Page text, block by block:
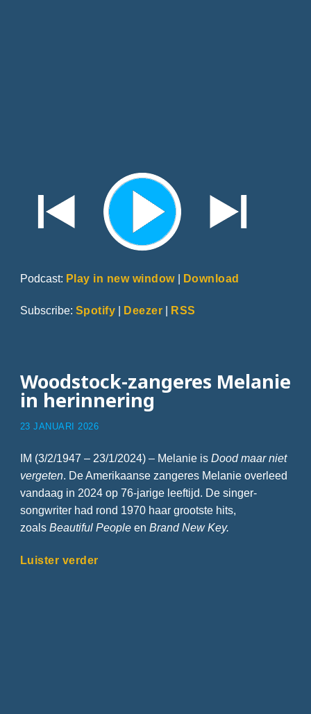
Podcast: Play in new window| Download
Subscribe: Spotify | Deezer | RSS
Woodstock-zangeres Melanie
in herinnering
23 JANUARI 2026
IM (3/2/1947 – 23/1/2024) – Melanie is Dood maar niet
vergeten. De Amerikaanse zangeres Melanie overleed
vandaag in 2024 op 76-jarige leeftijd. De singer-
songwriter had rond 1970 haar grootste hits,
zoals Beautiful People en Brand New Key.
Luister verder